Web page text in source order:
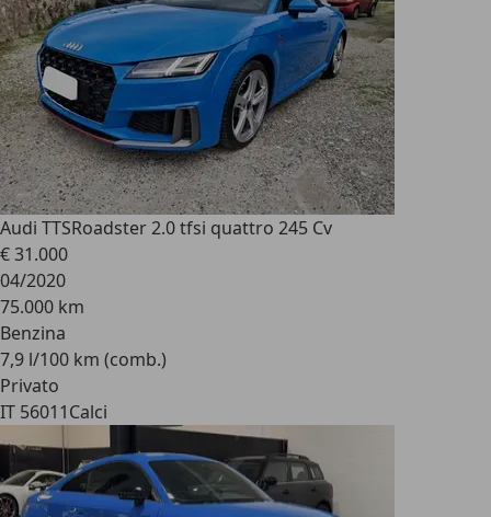
Audi TTSRoadster 2.0 tfsi quattro 245 Cv
€ 31.000
04/2020
75.000 km
Benzina
7,9 l/100 km (comb.)
Privato
IT 56011Calci